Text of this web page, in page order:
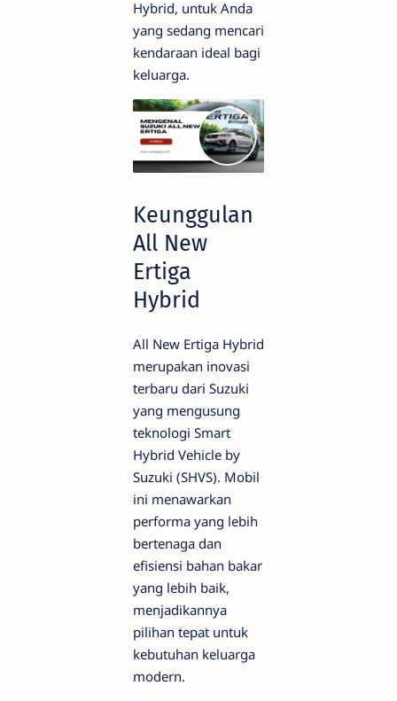
Hybrid, untuk Anda
yang sedang mencari
kendaraan ideal bagi
keluarga.
Keunggulan
All New
Ertiga
Hybrid
All New Ertiga Hybrid
merupakan inovasi
terbaru dari Suzuki
yang mengusung
teknologi Smart
Hybrid Vehicle by
Suzuki (SHVS). Mobil
ini menawarkan
performa yang lebih
bertenaga dan
efisiensi bahan bakar
yang lebih baik,
menjadikannya
pilihan tepat untuk
kebutuhan keluarga
modern.